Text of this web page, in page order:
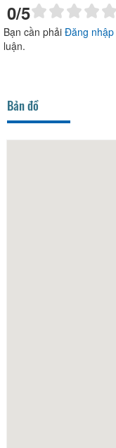
0/5
Bạn cần phải Đăng nhập
luận.
Bản đồ